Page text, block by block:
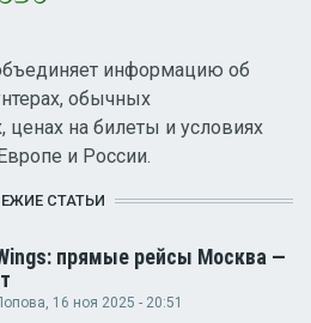
информацию об
обычных
ценах на билеты и условиях
и России.
СТАТЬИ
прямые рейсы Москва —
, 16 ноя 2025 - 20:51